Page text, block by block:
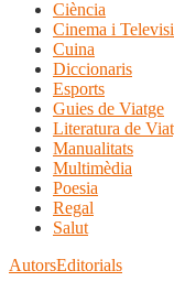
Ciència
Cinema i
Cuina
Diccionaris
Esports
Guies de Viatge
Literatura de
Manualitats
Multimèdia
Poesia
Regal
Salut
AutorsEditorials